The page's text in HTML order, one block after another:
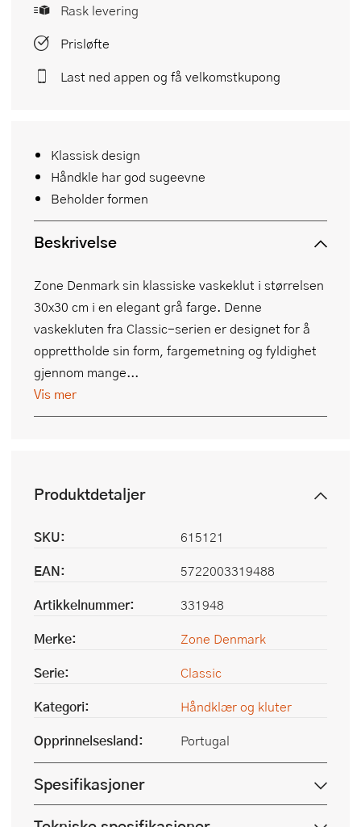
Klassisk design
Håndkle har god sugeevne
Beholder formen
Beskrivelse
Zone Denmark sin klassiske vaskeklut i størrelsen
30x30 cm i en elegant grå farge. Denne
vaskekluten fra Classic-serien er designet for å
opprettholde sin form, fargemetning og fyldighet
gjennom mange...
Vis mer
Rask levering
Prisløfte
Last ned appen og få velkomstkupong
Produktdetaljer
SKU:
615121
EAN:
5722003319488
Artikkelnummer:
331948
Merke:
Zone Denmark
Serie:
Classic
Kategori:
Håndklær og kluter
Opprinnelsesland:
Portugal
Spesifikasjoner